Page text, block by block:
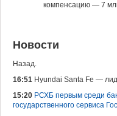
компенсацию — 7
Новости
Назад.
16:51 Hyundai Santa Fe —
15:20 РСХБ первым среди
государственного сервиса